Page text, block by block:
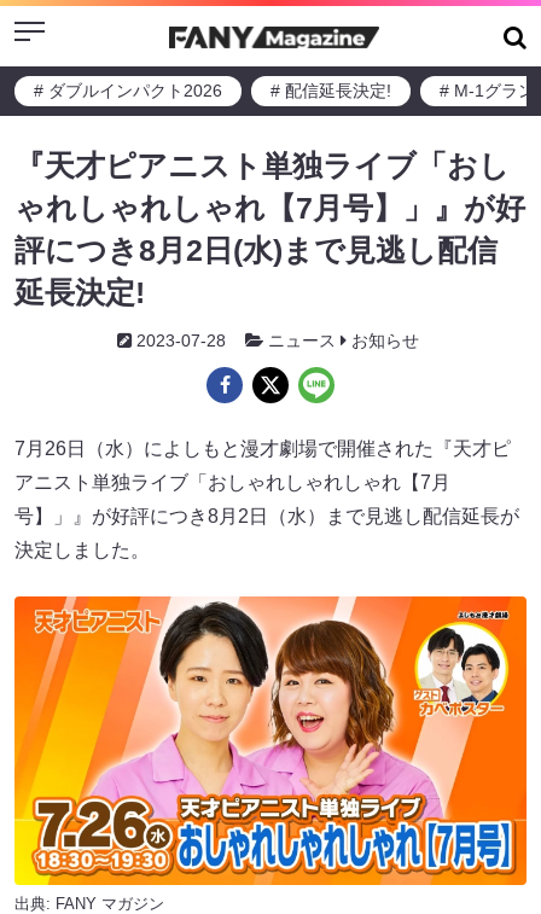
Menu
# ダブルインパクト2026 # 配信延長決定! # M-1グラン
『天才ピアニスト単独ライブ「おし
ゃれしゃれしゃれ【7月号】」』が好
評につき8月2日(水)まで見逃し配信
延長決定!
2023-07-28 ニュース お知らせ
7月26日（水）によしもと漫才劇場で開催された『天才ピ
アニスト単独ライブ「おしゃれしゃれしゃれ【7月
号】」』が好評につき8月2日（水）まで見逃し配信延長が
決定しました。
出典: FANY マガジン